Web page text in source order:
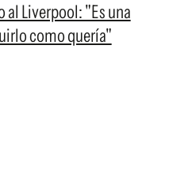
al Liverpool: "Es una
como quería"